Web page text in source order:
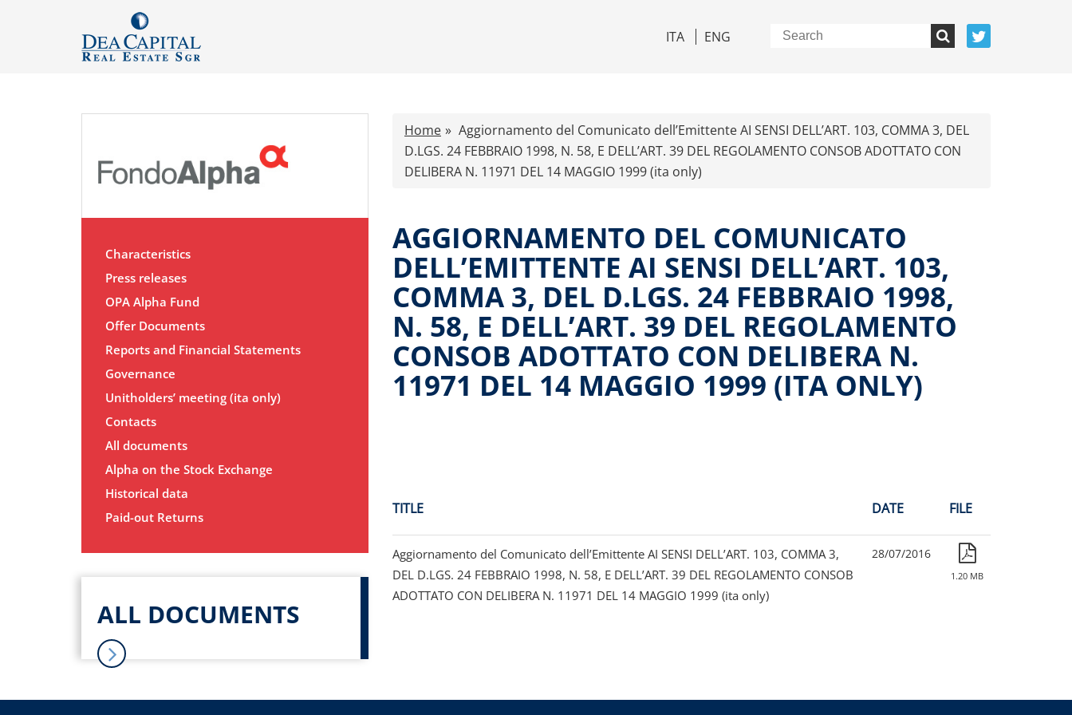
ITA ENG
Characteristics
Press releases
OPA Alpha Fund
Offer Documents
Reports and Financial Statements
Governance
Unitholders’ meeting (ita only)
Contacts
All documents
Alpha on the Stock Exchange
Historical data
Paid-out Returns
ALL DOCUMENTS
Home
Aggiornamento del Comunicato dell’Emittente AI SENSI DELL’ART. 103, COMMA 3, DEL
D.LGS. 24 FEBBRAIO 1998, N. 58, E DELL’ART. 39 DEL REGOLAMENTO CONSOB ADOTTATO CON
DELIBERA N. 11971 DEL 14 MAGGIO 1999 (ita only)
AGGIORNAMENTO DEL COMUNICATO
DELL’EMITTENTE AI SENSI DELL’ART. 103,
COMMA 3, DEL D.LGS. 24 FEBBRAIO 1998,
N. 58, E DELL’ART. 39 DEL REGOLAMENTO
CONSOB ADOTTATO CON DELIBERA N.
11971 DEL 14 MAGGIO 1999 (ITA ONLY)
TITLE DATE FILE
Aggiornamento del Comunicato dell’Emittente AI SENSI DELL’ART. 103, COMMA 3,
DEL D.LGS. 24 FEBBRAIO 1998, N. 58, E DELL’ART. 39 DEL REGOLAMENTO CONSOB
ADOTTATO CON DELIBERA N. 11971 DEL 14 MAGGIO 1999 (ita only)
28/07/2016
1.20 MB